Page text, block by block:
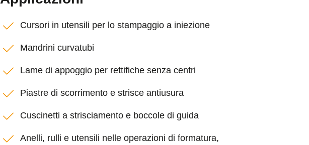
Cursori in utensili per lo stampaggio a iniezione
Mandrini curvatubi
Lame di appoggio per rettifiche senza centri
Piastre di scorrimento e strisce antiusura
Cuscinetti a strisciamento e boccole di guida
Anelli, rulli e utensili nelle operazioni di formatura,